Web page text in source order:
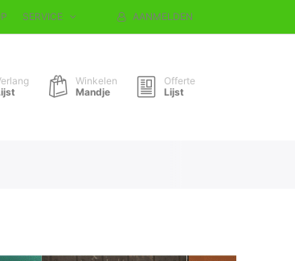
SERVICE AANMELDEN
Winkelen
Mandje
Offerte
Lijst